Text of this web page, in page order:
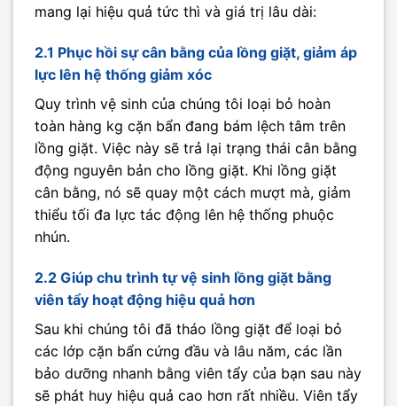
mang lại hiệu quả tức thì và giá trị lâu dài:
2.1 Phục hồi sự cân bằng của lồng giặt, giảm áp
lực lên hệ thống giảm xóc
Quy trình vệ sinh của chúng tôi loại bỏ hoàn
toàn hàng kg cặn bẩn đang bám lệch tâm trên
lồng giặt. Việc này sẽ trả lại trạng thái cân bằng
động nguyên bản cho lồng giặt. Khi lồng giặt
cân bằng, nó sẽ quay một cách mượt mà, giảm
thiểu tối đa lực tác động lên hệ thống phuộc
nhún.
2.2 Giúp chu trình tự vệ sinh lồng giặt bằng
viên tẩy hoạt động hiệu quả hơn
Sau khi chúng tôi đã tháo lồng giặt để loại bỏ
các lớp cặn bẩn cứng đầu và lâu năm, các lần
bảo dưỡng nhanh bằng viên tẩy của bạn sau này
sẽ phát huy hiệu quả cao hơn rất nhiều. Viên tẩy